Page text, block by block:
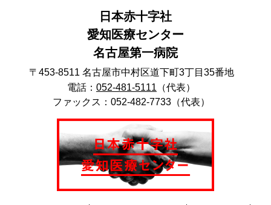
日本赤十字社
愛知医療センター
名古屋第一病院
〒453-8511 名古屋市中村区道下町3丁目35番地
電話： 052-481-5111 （代表）
ファックス：052-482-7733（代表）